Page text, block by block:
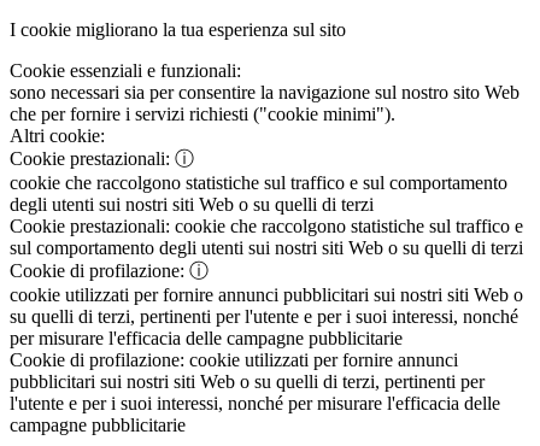
I cookie migliorano la tua esperienza sul sito
Cookie essenziali e funzionali:
sono necessari sia per consentire la navigazione sul nostro sito Web
che per fornire i servizi richiesti ("cookie minimi").
Altri cookie:
Cookie prestazionali: ⓘ
cookie che raccolgono statistiche sul traffico e sul comportamento
degli utenti sui nostri siti Web o su quelli di terzi
Cookie prestazionali: cookie che raccolgono statistiche sul traffico e
sul comportamento degli utenti sui nostri siti Web o su quelli di terzi
Cookie di profilazione: ⓘ
cookie utilizzati per fornire annunci pubblicitari sui nostri siti Web o
su quelli di terzi, pertinenti per l'utente e per i suoi interessi, nonché
per misurare l'efficacia delle campagne pubblicitarie
Cookie di profilazione: cookie utilizzati per fornire annunci
pubblicitari sui nostri siti Web o su quelli di terzi, pertinenti per
l'utente e per i suoi interessi, nonché per misurare l'efficacia delle
campagne pubblicitarie